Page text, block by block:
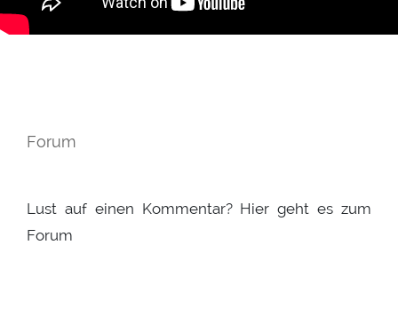
Forum
Lust auf einen Kommentar? Hier geht es zum
Forum